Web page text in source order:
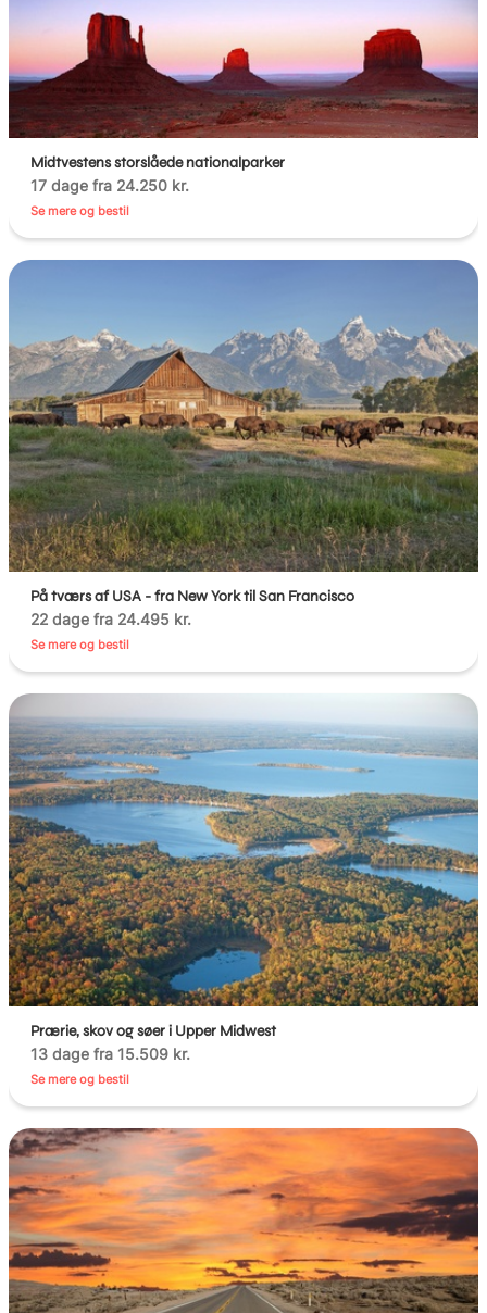
Midtvestens storslåede nationalparker
17 dage fra 24.250 kr.
Se mere og bestil
På tværs af USA - fra New York til San Francisco
22 dage fra 24.495 kr.
Se mere og bestil
Prærie, skov og søer i Upper Midwest
13 dage fra 15.509 kr.
Se mere og bestil